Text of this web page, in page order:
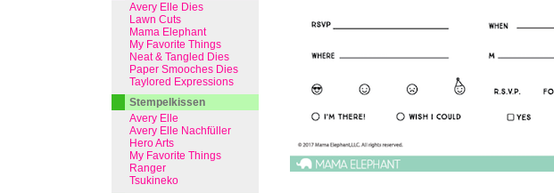
Avery Elle Dies
Lawn Cuts
Mama Elephant
My Favorite Things
Neat & Tangled Dies
Paper Smooches Dies
Taylored Expressions
Stempelkissen
Avery Elle
Avery Elle Nachfüller
Hero Arts
My Favorite Things
Ranger
Tsukineko